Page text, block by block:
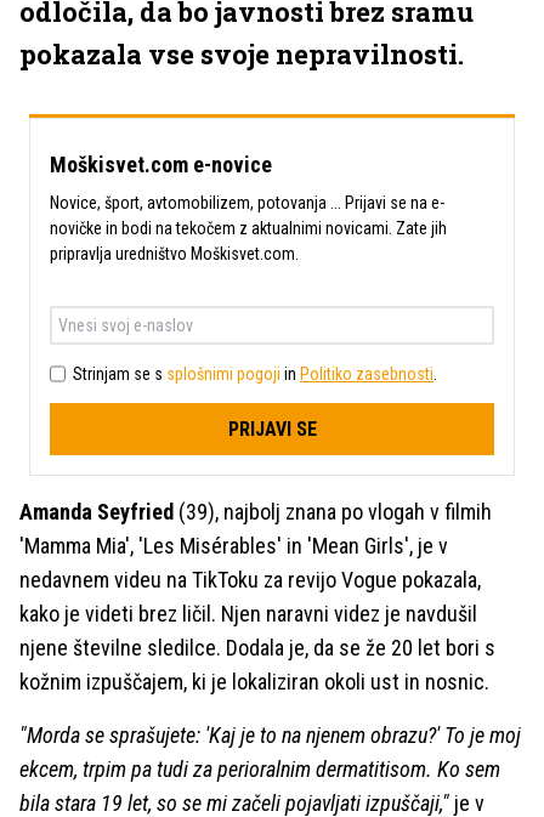
odločila, da bo javnosti brez sramu
pokazala vse svoje nepravilnosti.
Moškisvet.com e-novice
Novice, šport, avtomobilizem, potovanja ... Prijavi se na e-
novičke in bodi na tekočem z aktualnimi novicami. Zate jih
pripravlja uredništvo Moškisvet.com.
Strinjam se s splošnimi pogoji in Politiko zasebnosti
PRIJAVI SE
Amanda Seyfried (39), najbolj znana po vlogah v filmih
'Mamma Mia', 'Les Misérables' in 'Mean Girls', je v
nedavnem videu na TikToku za revijo Vogue pokazala,
kako je videti brez ličil. Njen naravni videz je navdušil
njene številne sledilce. Dodala je, da se že 20 let bori s
kožnim izpuščajem, ki je lokaliziran okoli ust in nosnic.
"Morda se sprašujete: 'Kaj je to na njenem obrazu?' To je moj
ekcem, trpim pa tudi za perioralnim dermatitisom. Ko sem
bila stara 19 let, so se mi začeli pojavljati izpuščaji," je v